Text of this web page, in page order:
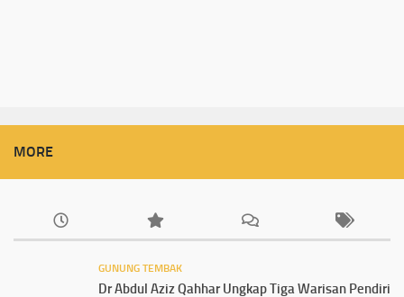
MORE
GUNUNG TEMBAK
Dr Abdul Aziz Qahhar Ungkap Tiga Warisan Pendiri